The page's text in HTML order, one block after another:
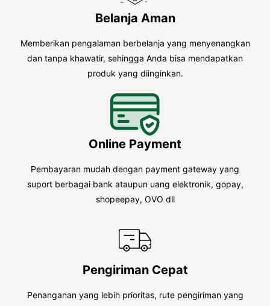
Belanja Aman
Memberikan pengalaman berbelanja yang menyenangkan
dan tanpa khawatir, sehingga Anda bisa mendapatkan
produk yang diinginkan.
Online Payment
Pembayaran mudah dengan payment gateway yang
suport berbagai bank ataupun uang elektronik, gopay,
shopeepay, OVO dll
Pengiriman Cepat
Penanganan yang lebih prioritas, rute pengiriman yang